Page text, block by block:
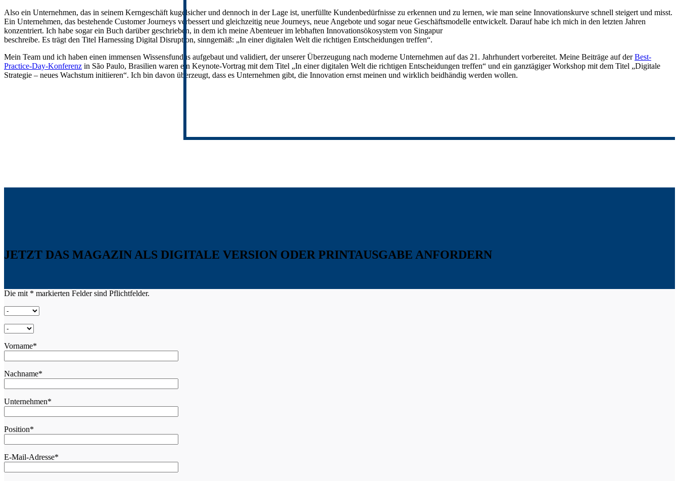
Also ein Unternehmen, das in seinem Kerngeschäft kugelsicher und dennoch in der Lage ist, unerfüllte Kundenbedürfnisse zu erkennen und zu lernen, wie man seine Innovationskurve schnell steigert und misst.
Ein Unternehmen, das bestehende Customer Journeys verbessert und gleichzeitig neue Journeys, neue Angebote und sogar neue Geschäftsmodelle entwickelt. Darauf habe ich mich in den letzten Jahren
konzentriert. Ich habe sogar ein Buch darüber geschrieben, in dem ich meine Abenteuer im lebhaften Innovationsökosystem von Singapur
beschreibe. Es trägt den Titel Harnessing Digital Disruption, sinngemäß: „In einer digitalen Welt die richtigen Entscheidungen treffen“.
Mein Team und ich haben einen immensen Wissensfundus aufgebaut und validiert, der unserer Überzeugung nach moderne Unternehmen auf das 21. Jahrhundert vorbereitet. Meine Beiträge auf derBest-
Practice-Day-Konferenz in São Paulo, Brasilien waren ein Keynote-Vortrag mit dem Titel „In einer digitalen Welt die richtigen Entscheidungen treffen“ und ein ganztägiger Workshop mit dem Titel „Digitale
Strategie – neues Wachstum initiieren“. Ich bin davon überzeugt, dass es Unternehmen gibt, die Innovation ernst meinen und wirklich beidhändig werden wollen.
JETZT DAS MAGAZIN ALS DIGITALE VERSION ODER PRINTAUSGABE ANFORDERN
Die mit * markierten Felder sind Pflichtfelder.
Vorname*
Nachname*
Unternehmen*
Position*
E-Mail-Adresse*